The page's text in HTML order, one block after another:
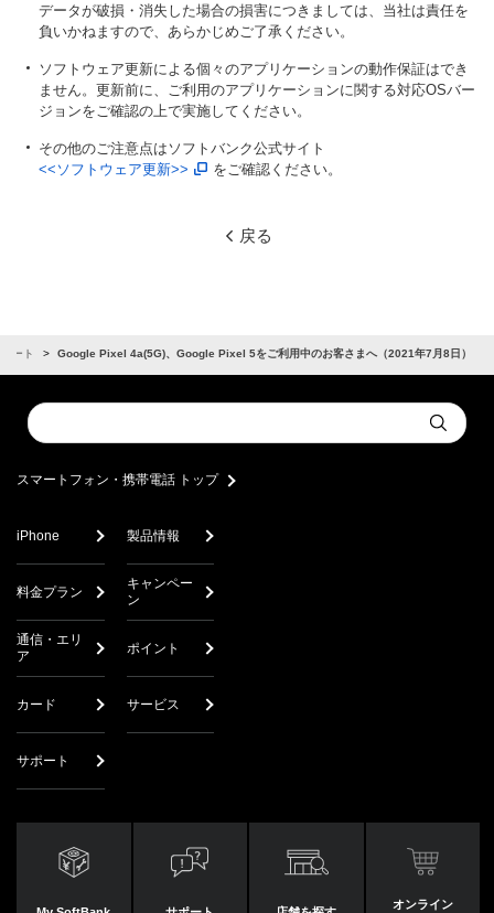
データが破損・消失した場合の損害につきましては、当社は責任を
負いかねますので、あらかじめご了承ください。
ソフトウェア更新による個々のアプリケーションの動作保証はでき
ません。更新前に、ご利用のアプリケーションに関する対応OSバー
ジョンをご確認の上で実施してください。
その他のご注意点はソフトバンク公式サイト
<<ソフトウェア更新>>
をご確認ください。
戻る
ート Google Pixel 4a(5G)、Google Pixel 5をご利用中のお客さまへ（2021年7月8日）
Conduct
a
Submit
スマートフォン・携帯電話 トップ
iPhone 製品情報
料金プラン
キャンペー
ン
通信・エリ
ア
ポイント
カード サービス
サポート
オンライン